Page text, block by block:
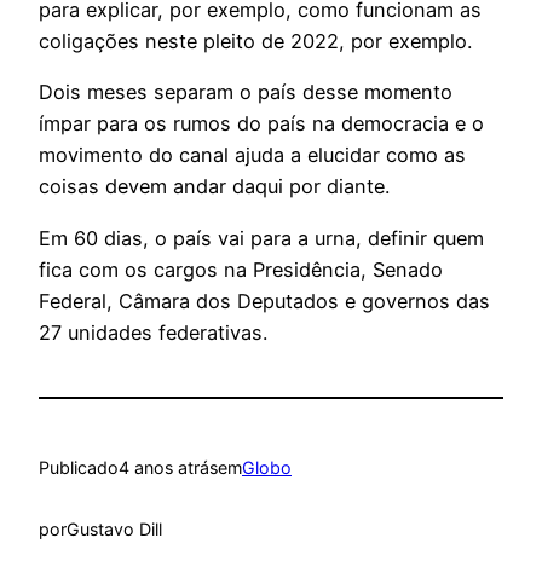
para explicar, por exemplo, como funcionam as
coligações neste pleito de 2022, por exemplo.
Dois meses separam o país desse momento
ímpar para os rumos do país na democracia e o
movimento do canal ajuda a elucidar como as
coisas devem andar daqui por diante.
Em 60 dias, o país vai para a urna, definir quem
fica com os cargos na Presidência, Senado
Federal, Câmara dos Deputados e governos das
27 unidades federativas.
Publicado4 anos atrásemGlobo
porGustavo Dill